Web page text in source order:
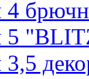
5